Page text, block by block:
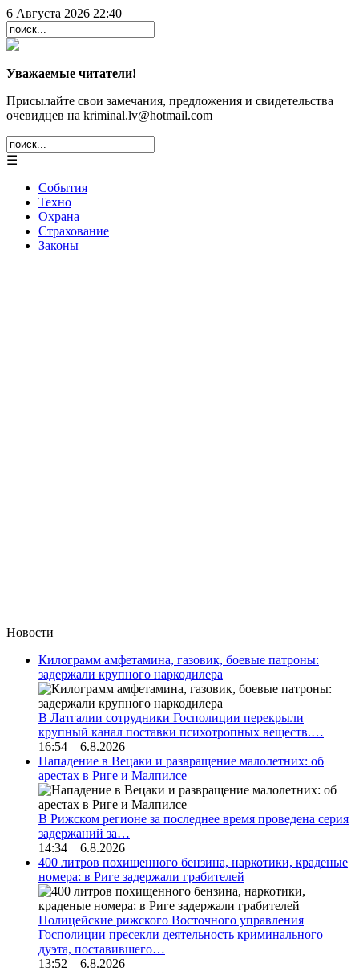
6 Августа 2026 22:40
Уважаемые читатели!
Присылайте свои замечания, предложения и свидетельства
очевидцев на kriminal.lv@hotmail.com
☰
События
Техно
Охрана
Страхование
Законы
Новости
Килограмм амфетамина, газовик, боевые патроны:
задержали крупного наркодилера
В Латгалии сотрудники Госполиции перекрыли
крупный канал поставки психотропных веществ.…
16:54 6.8.2026
Нападение в Вецаки и развращение малолетних: об
арестах в Риге и Малпилсе
В Рижском регионе за последнее время проведена серия
задержаний за…
14:34 6.8.2026
400 литров похищенного бензина, наркотики, краденые
номера: в Риге задержали грабителей
Полицейские рижского Восточного управления
Госполиции пресекли деятельность криминального
дуэта, поставившего…
13:52 6.8.2026